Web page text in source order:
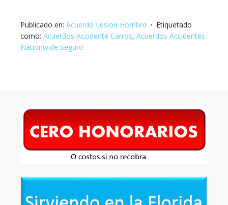
Publicado en: Acuerdo Lesion Hombro
Etiquetado
como: Acuerdos Accidente Carros, Acuerdos Accidentes
Nationwide Seguro